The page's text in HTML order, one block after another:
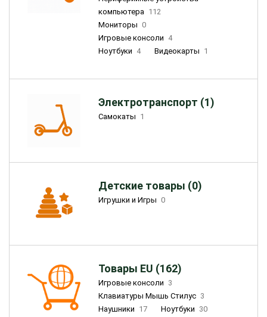
компьютера 112
Мониторы 0
Игровые консоли 4
Ноутбуки 4 Видеокарты 1
Электротранспорт (1)
Самокаты 1
Детские товары (0)
Игрушки и Игры 0
Товары EU (162)
Игровые консоли 3
Клавиатуры Мышь Стилус 3
Наушники 17 Ноутбуки 30